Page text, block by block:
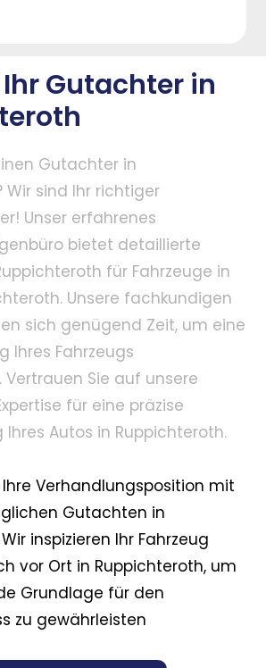
Gutachter in
Gutachter in
Wir sind Ihr richtiger
Unser erfahrenes
bietet detaillierte
für Fahrzeuge in
Unsere fachkundigen
sich genügend Zeit, um eine
Ihres Fahrzeugs
Sie auf unsere
für eine präzise
Autos in Ruppichteroth.
Ihre Verhandlungsposition mit
Gutachten in
inspizieren Ihr Fahrzeug
vor Ort in Ruppichteroth, um
Grundlage für den
zu gewährleisten